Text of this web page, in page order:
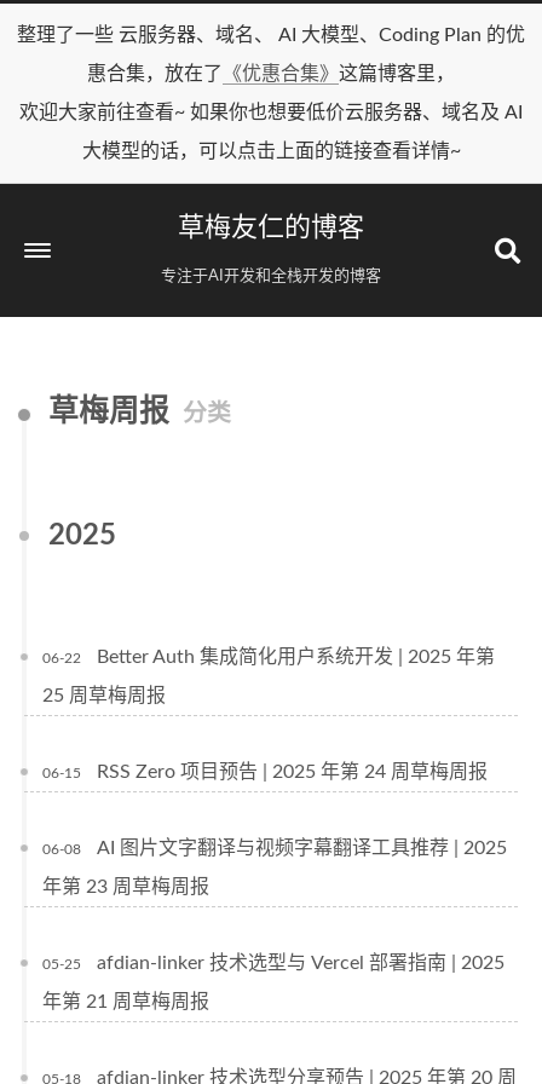
整理了一些 云服务器、域名、 AI 大模型、Coding Plan 的优
惠合集，放在了
《优惠合集》 这篇博客里，
欢迎大家前往查看~ 如果你也想要低价云服务器、域名及 AI
大模型的话，可以点击上面的链接查看详情~
草梅友仁的博客
专注于AI开发和全栈开发的博客
草梅周报 分类
2025
06-22
Better Auth 集成简化用户系统开发 | 2025 年第
25 周草梅周报
06-15 RSS Zero 项目预告 | 2025 年第 24 周草梅周报
06-08
AI 图片文字翻译与视频字幕翻译工具推荐 | 2025
年第 23 周草梅周报
05-25
afdian-linker 技术选型与 Vercel 部署指南 | 2025
年第 21 周草梅周报
05-18 afdian-linker 技术选型分享预告 | 2025 年第 20 周